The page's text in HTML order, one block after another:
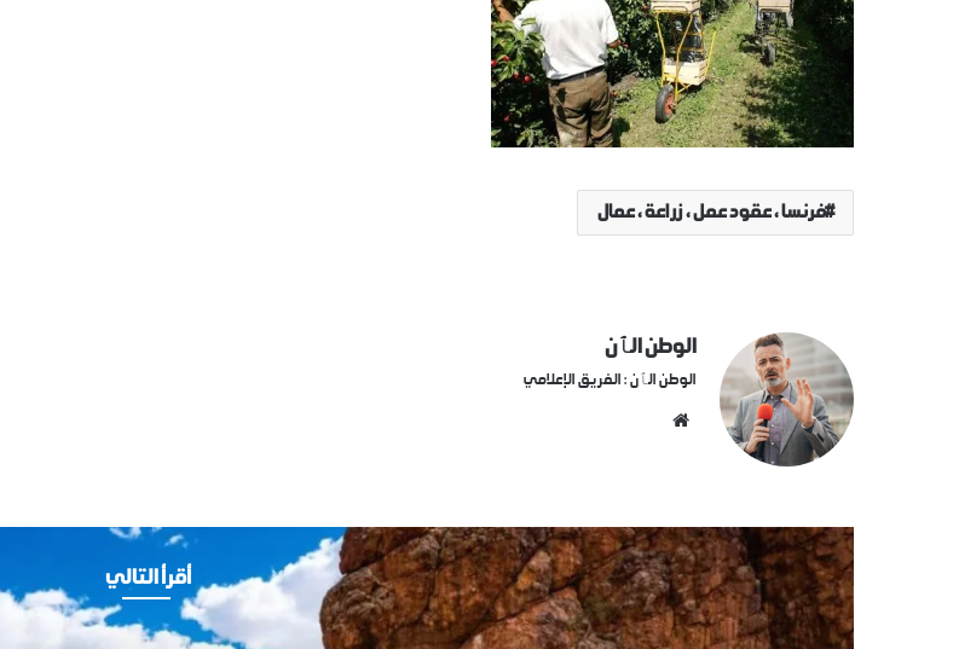
فرنسا ، عقود عمل ، زراعة ، عمال
الوطن الٱن
الوطن الٱن : الفريق الإعلامي
أقرأ التالي